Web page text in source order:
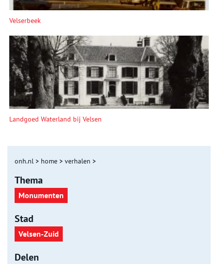
Velserbeek
Landgoed Waterland bij Velsen
onh.nl > home > verhalen >
Thema
Monumenten
Stad
Velsen-Zuid
Delen